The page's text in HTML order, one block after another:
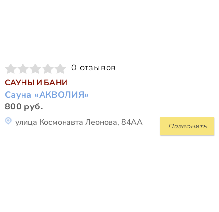
0 отзывов
САУНЫ И БАНИ
Сауна «АКВОЛИЯ»
800 руб.
Позвонить
улица Космонавта Леонова, 84АА